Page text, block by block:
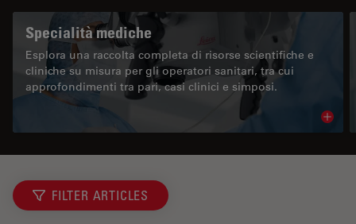
Specialità mediche
Esplora una raccolta completa di risorse scientifiche e
cliniche su misura per gli operatori sanitari, tra cui
approfondimenti tra pari, casi clinici e simposi.
FILTER ARTICLES